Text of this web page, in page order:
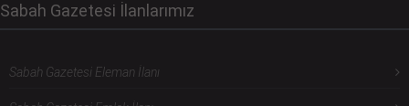
Sabah Gazetesi İlanlarımız
Sabah Gazetesi Eleman İlanı